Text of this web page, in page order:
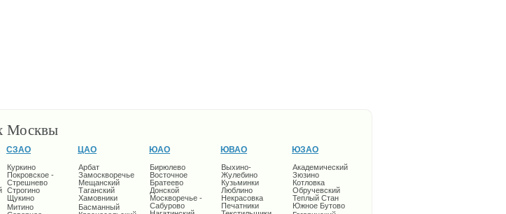
Москвы
СЗАО
Куркино
Покровское -
Стрешнево
Строгино
Щукино
Митино
ЦАО
Арбат
Замоскворечье
Мещанский
Таганский
Хамовники
Басманный
ЮАО
Бирюлево
Восточное
Братеево
Донской
Москворечье -
Сабурово
ЮВАО
Выхино-
Жулебино
Кузьминки
Люблино
Некрасовка
Печатники
ЮЗАО
Академический
Зюзино
Котловка
Обручевский
Теплый Стан
Южное Бутово